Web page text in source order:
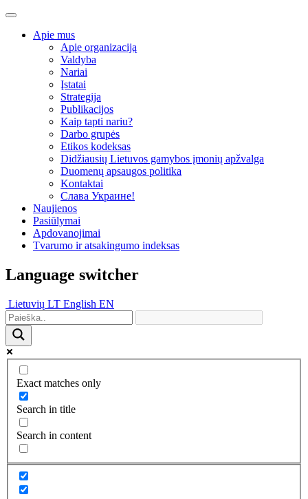
Apie mus
Apie organizaciją
Valdyba
Nariai
Įstatai
Strategija
Publikacijos
Kaip tapti nariu?
Darbo grupės
Etikos kodeksas
Didžiausių Lietuvos gamybos įmonių apžvalga
Duomenų apsaugos politika
Kontaktai
Слава Украине!
Naujienos
Pasiūlymai
Apdovanojimai
Tvarumo ir atsakingumo indeksas
Language switcher
Lietuvių LT English EN
Exact matches only
Search in title
Search in content